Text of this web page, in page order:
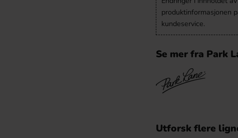
produktinformasjonen
kundeservice.
Se mer fra Park
Utforsk flere